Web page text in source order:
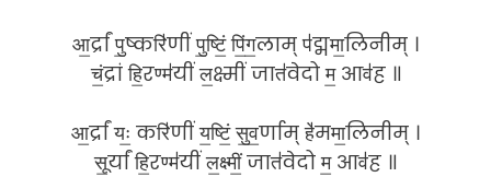
आ॒र्द्रां पु॒ष्करि॑णीं पु॒ष्टिं॒ पिं॒ग॒लाम् प॑द्ममा॒लिनीम् ।
चं॒द्रां हि॒रण्म॑यीं ल॒क्ष्मीं जात॑वेदो म॒ आव॑ह ॥
आ॒र्द्रां यः॒ करि॑णीं य॒ष्टिं॒ सु॒व॒र्णाम् हे॑ममा॒लिनीम् ।
सू॒र्यां हि॒रण्म॑यीं ल॒क्ष्मीं॒ जात॑वेदो म॒ आव॑ह ॥